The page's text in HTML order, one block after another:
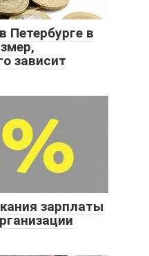
в
зависит
зарплаты